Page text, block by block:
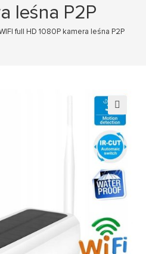
leśna P2P
full HD 1080P kamera leśna P2P
🔍